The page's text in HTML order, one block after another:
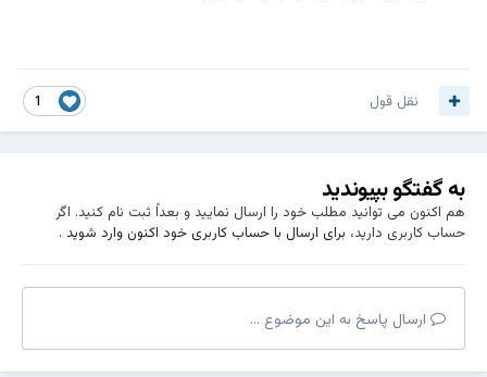
نقل قول
به گفتگو بپیوندید
هم اکنون می توانید مطلب خود را ارسال نمایید و بعداً ثبت نام کنید. اگر
حساب کاربری دارید، برای ارسال با حساب کاربری خود اکنون وارد شوید.
ارسال پاسخ به این موضوع ...